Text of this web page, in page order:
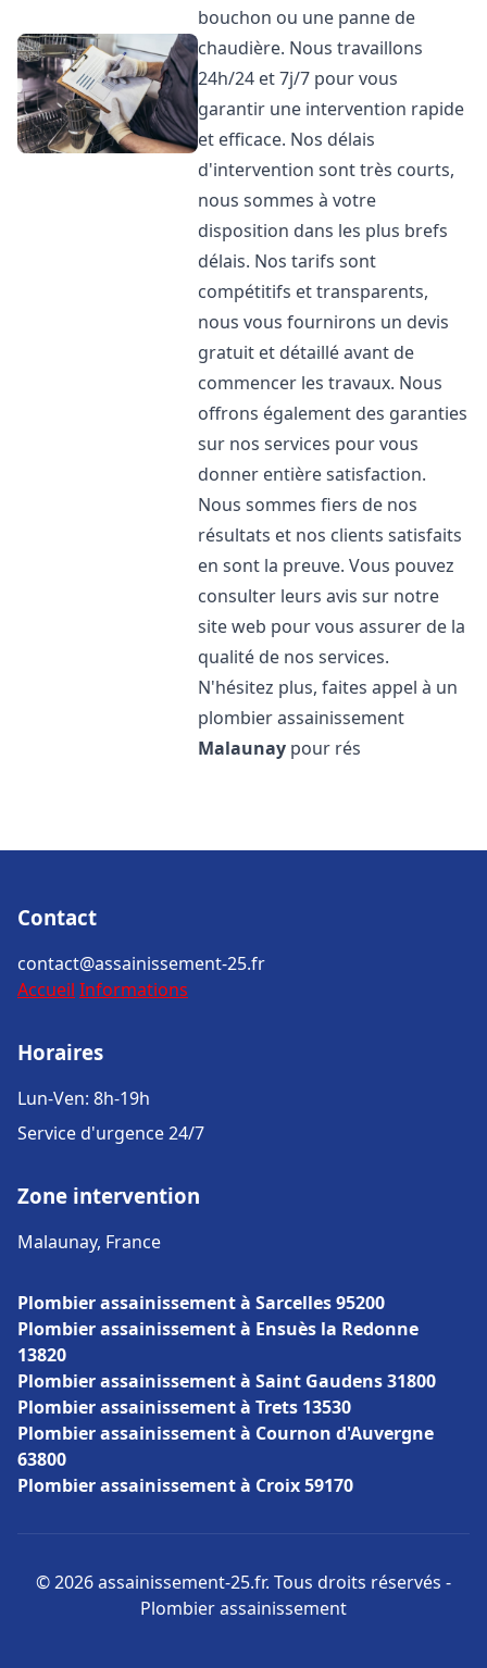
bouchon ou une panne de
chaudière. Nous travaillons
24h/24 et 7j/7 pour vous
garantir une intervention rapide
et efficace. Nos délais
d'intervention sont très courts,
nous sommes à votre
disposition dans les plus brefs
délais. Nos tarifs sont
compétitifs et transparents,
nous vous fournirons un devis
gratuit et détaillé avant de
commencer les travaux. Nous
offrons également des garanties
sur nos services pour vous
donner entière satisfaction.
Nous sommes fiers de nos
résultats et nos clients satisfaits
en sont la preuve. Vous pouvez
consulter leurs avis sur notre
site web pour vous assurer de la
qualité de nos services.
N'hésitez plus, faites appel à un
plombier assainissement
Malaunay pour rés
Contact
contact@assainissement-25.fr
Accueil Informations
Horaires
Lun-Ven: 8h-19h
Service d'urgence 24/7
Zone intervention
Malaunay, France
Plombier assainissement à Sarcelles 95200
Plombier assainissement à Ensuès la Redonne
13820
Plombier assainissement à Saint Gaudens 31800
Plombier assainissement à Trets 13530
Plombier assainissement à Cournon d'Auvergne
63800
Plombier assainissement à Croix 59170
© 2026 assainissement-25.fr. Tous droits réservés -
Plombier assainissement